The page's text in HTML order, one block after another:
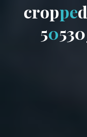
cropped
50530